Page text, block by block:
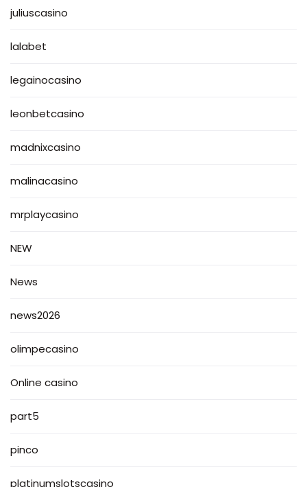
juliuscasino
lalabet
legainocasino
leonbetcasino
madnixcasino
malinacasino
mrplaycasino
NEW
News
news2026
olimpecasino
Online casino
part5
pinco
platinumslotscasino